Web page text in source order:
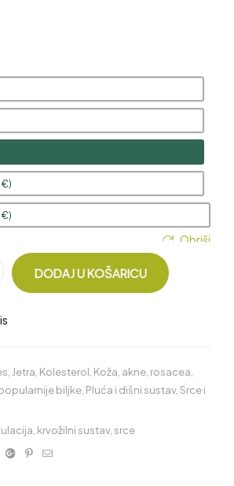
€)
€)
Obriši
DODAJ U KOŠARICU
, Jetra, Kolesterol, Koža, akne, rosacea,
biljke, Pluća i dišni sustav,Srce i
, krvožilni sustav, srce
LinkedinGoogle+Pinterest
Email